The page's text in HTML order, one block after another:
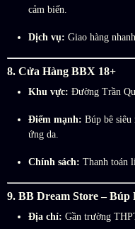
cảm biến.
Dịch vụ: Giao hàng
8. Cửa Hàng BBX 18+
Khu vực: Đường Trần
Điểm mạnh: Búp bê
ứng da.
Chính sách: Thanh toán
9. BB Dream Store –
Địa chỉ: Gần trường